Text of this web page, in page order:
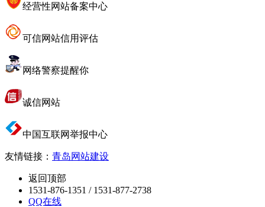
经营性网站备案中心
可信网站信用评估
网络警察提醒你
诚信网站
中国互联网举报中心
友情链接： 青岛网站建设
返回顶部
1531-876-1351 / 1531-877-2738
QQ在线